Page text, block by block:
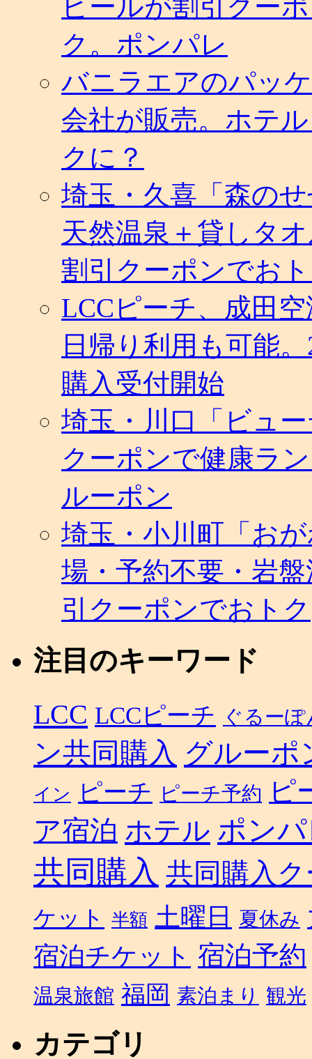
ら。
約
購
は
お
早
め
ビールが割引クー
ク。ポンパレ
バニラエアのパッ
会社が販売。ホテ
クに？
埼玉・久喜「森の
天然温泉＋貸しタ
割引クーポンでお
LCCピーチ、成田
日帰り利用も可能
購入受付開始
埼玉・川口「ビュ
クーポンで健康ラ
ルーポン
埼玉・小川町「お
場・予約不要・岩
引クーポンでおトク
注目のキーワード
LCC LCCピーチ ぐるーぽ
ン共同購入 グルーポ
イン ピーチ ピーチ予約 ピ
ア宿泊 ホテル ポン
共同購入 共同購入
ケット 半額 土曜日 夏休み
宿泊チケット 宿泊予約
温泉旅館 福岡 素泊まり 観光
カテゴリ